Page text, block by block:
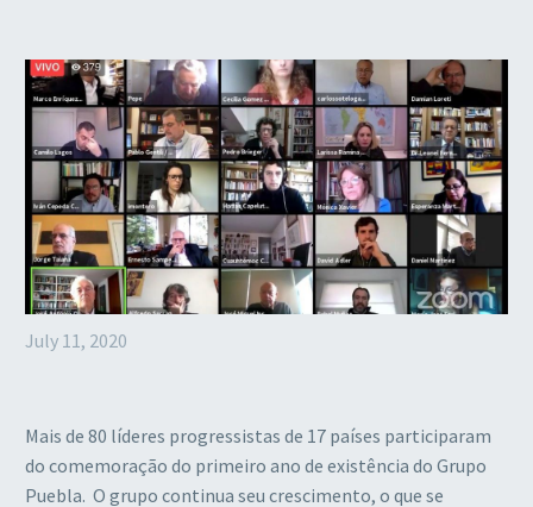
July 11, 2020
Mais de 80 líderes progressistas de 17 países participaram
do comemoração do primeiro ano de existência do Grupo
Puebla. O grupo continua seu crescimento, o que se